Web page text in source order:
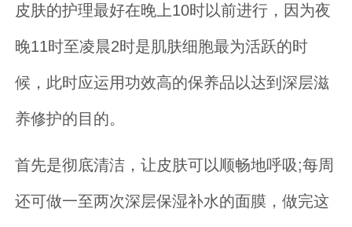
皮肤的护理最好在晚上10时以前进行，因为夜
晚11时至凌晨2时是肌肤细胞最为活跃的时
候，此时应运用功效高的保养品以达到深层滋
养修护的目的。
首先是彻底清洁，让皮肤可以顺畅地呼吸;每周
还可做一至两次深层保湿补水的面膜，做完这